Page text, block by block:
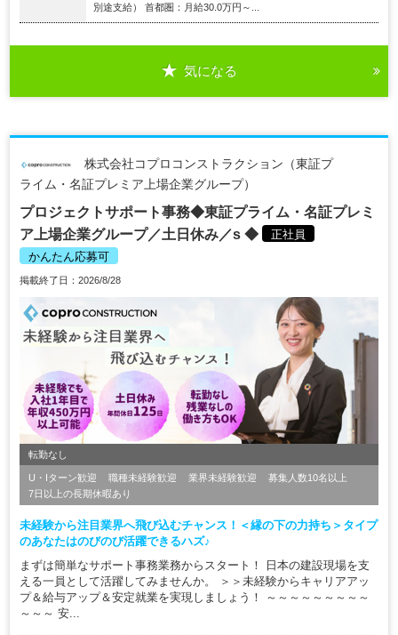
別途支給） 首都圏：月給30.0万円～...
気になる
株式会社コプロコンストラクション（東証プ
ライム・名証プレミア上場企業グループ）
プロジェクトサポート事務◆東証プライム・名証プレミ
ア上場企業グループ／土日休み／s ◆
正社員
かんたん応募可
掲載終了日：2026/8/28
転勤なし
U・Iターン歓迎 職種未経験歓迎 業界未経験歓迎
募集人数10名以上
7日以上の長期休暇あり
未経験から注目業界へ飛び込むチャンス！＜縁の下の力持ち＞タイプ
のあなたはのびのび活躍できるハズ♪
まずは簡単なサポート事務業務からスタート！ 日本の建設現場を支
える一員として活躍してみませんか。 ＞＞未経験からキャリアアッ
プ＆給与アップ＆安定就業を実現しましょう！ ～～～～～～～～～
～～～ 安...